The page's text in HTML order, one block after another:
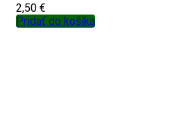
2,50 €
Pridať do košíka